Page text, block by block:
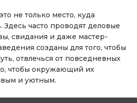
не только место, куда
Здесь часто проводят деловые
свидания и даже мастер-
созданы для того, чтобы
отвлечься от повседневных
чтобы окружающий их
и уютным.